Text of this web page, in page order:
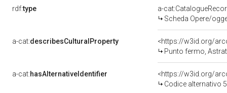
rdf:type
a-
Scheda Opere/
a-cat:describesCulturalProperty
<https://w3id.org/
Punto fermo,
a-cat:hasAlternativeIdentifier
<https://w3id.org/
Codice alternativo